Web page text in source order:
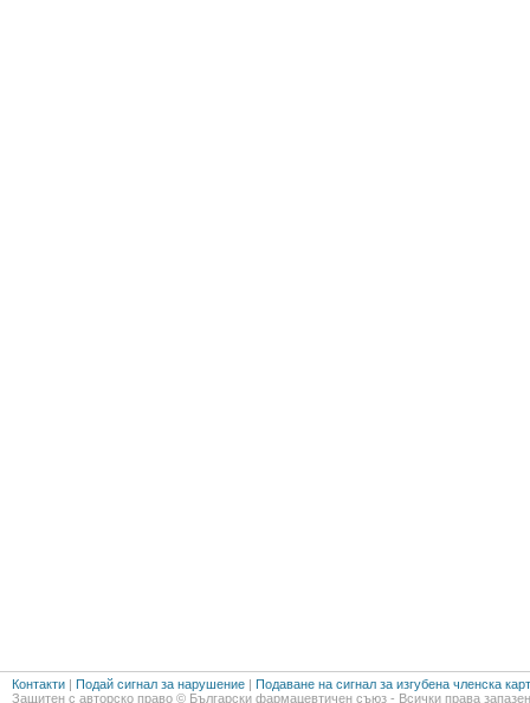
Контакти | Подай сигнал за нарушение | Подаване на сигнал за изгубена членска
Защитен с авторско право © Български фармацевтичен съюз - Всички права